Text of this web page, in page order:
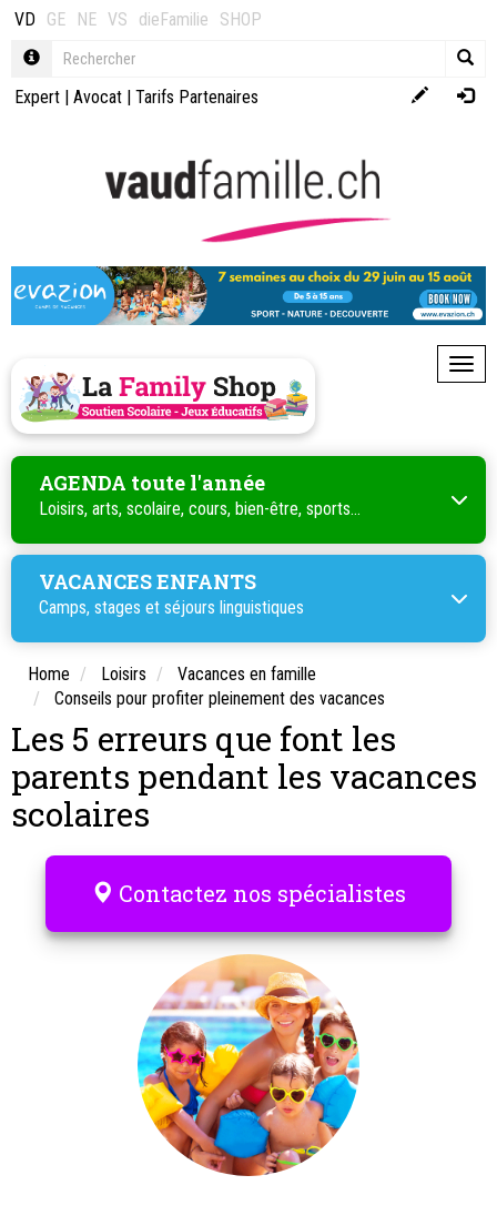
VD GE NE VS dieFamilie SHOP
Expert | Avocat | Tarifs Partenaires
AGENDA toute l'année
Loisirs, arts, scolaire, cours, bien-être, sports...
VACANCES ENFANTS
Camps, stages et séjours linguistiques
Home Loisirs
Vacances en famille
Conseils pour profiter pleinement des vacances
Les 5 erreurs que font les
parents pendant les vacances
scolaires
Contactez nos spécialistes